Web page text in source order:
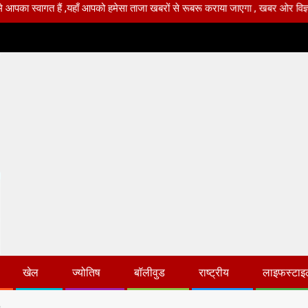
हैं ,यहाँ आपको हमेसा ताजा खबरों से रूबरू कराया जाएगा , खबर ओर विज्ञापन के
खेल ज्योतिष बॉलीवुड राष्ट्रीय